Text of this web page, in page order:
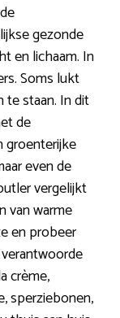
gezonde
en lichaam. In
Soms lukt
te staan. In dit
de
groenterijke
even de
vergelijkt
van warme
en probeer
crème,
sperziebonen,